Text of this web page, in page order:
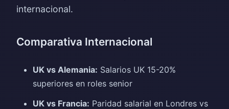
internacional.
Comparativa Internacional
UK vs Alemania: Salarios UK 15-20%
superiores en roles senior
UK vs Francia: Paridad salarial en Londres vs